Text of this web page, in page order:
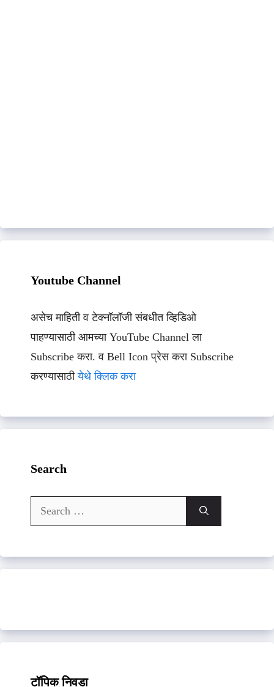
Youtube Channel
असेच माहिती व टेक्नॉलॉजी संबधीत व्हिडिओ
पाहण्यासाठी आमच्या YouTube Channel ला
Subscribe करा. व Bell Icon प्रेस करा Subscribe
करण्यासाठीयेथे क्लिक करा
Search
Search
for:
टॉपिक निवडा